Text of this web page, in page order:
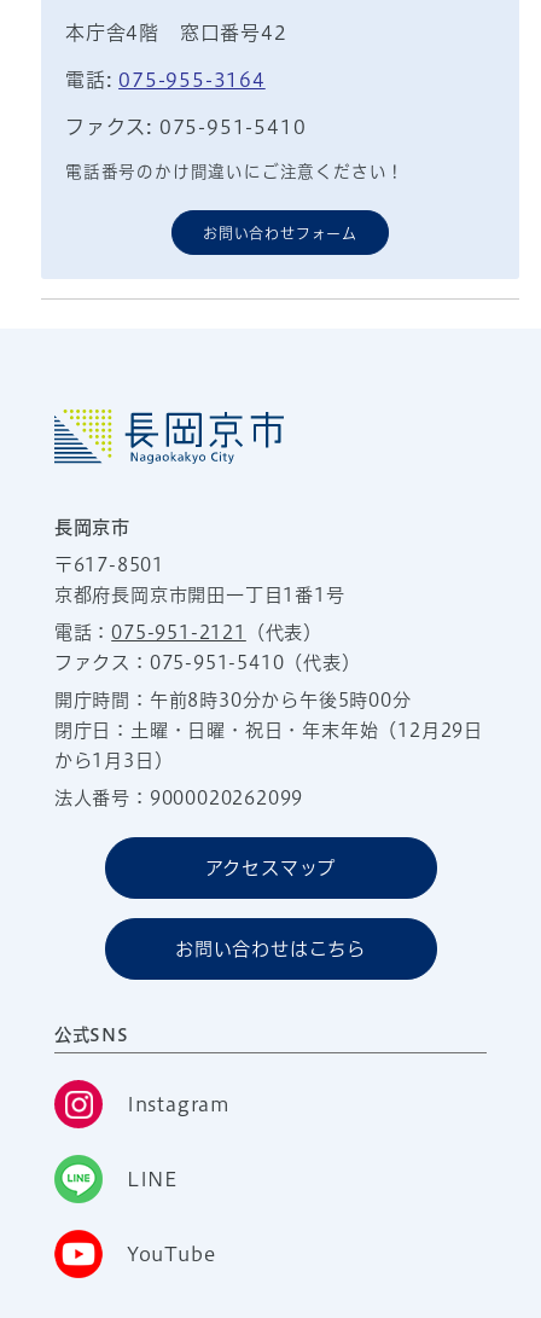
本庁舎4階 窓口番号42
電話: 075-955-3164
ファクス: 075-951-5410
電話番号のかけ間違いにご注意ください！
お問い合わせフォーム
長岡京市
〒617-8501
京都府長岡京市開田一丁目1番1号
電話：075-951-2121
（代表）
ファクス：075-951-5410（代表）
開庁時間：午前8時30分から午後5時00分
閉庁日：土曜・日曜・祝日・年末年始（12月29日
から1月3日）
法人番号：9000020262099
アクセスマップ
お問い合わせはこちら
公式SNS
Instagram
LINE
YouTube